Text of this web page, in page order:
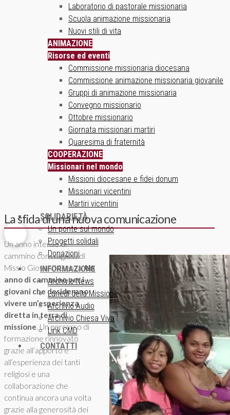
Laboratorio di pastorale missionaria
Scuola animazione missionaria
Nuovi stili di vita
ANIMAZIONE
Risorse ed eventi
Commissione missionaria diocesana
Commissione animazione missionaria giovanile
Gruppi di animazione missionaria
Convegno missionario
Ottobre missionario
Giornata missionari martiri
Quaresima di fraternità
COOPERAZIONE
Missionari nel mondo
Missioni diocesane e fidei donum
Missionari vicentini
Martiri vicentini
SOLIDARIETÀ
Un ponte sul mondo
Progetti solidali
Donazioni
INFORMAZIONE
Archivio News
Lunedì della Missione
Archivio Audio
Archivio Chiesa Viva
Link CMD
CONTATTI
La sfida di una nuova comunicazione
Un anno intenso di
cammino con i ragazzi di
Missio Giovani Vicenza.Un
anno di cammino per i
giovani che desiderano
vivere un’esperienza
diretta in terra di
missione. Un percorso di
formazione rinnovato
grazie all’apporto e
all’esperienza dei tanti
religiosi e una
collaborazione che
continua ancora una volta
grazie alla generosità dei